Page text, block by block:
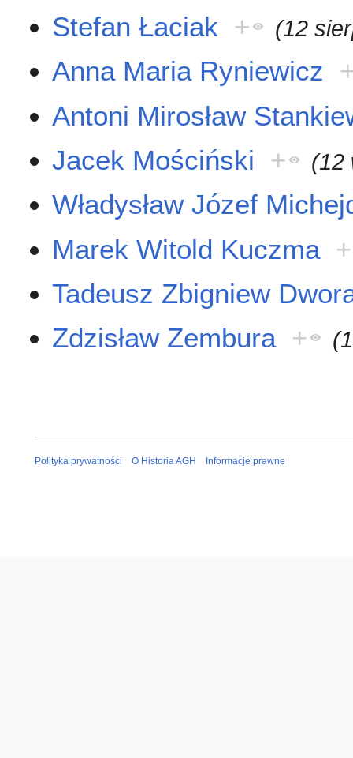
Stefan Łaciak + (12
Anna Maria Ryniewicz
Antoni Mirosław
Jacek Mościński
+ (12
Władysław Józef
Marek Witold Kuczma +
Tadeusz Zbigniew
Zdzisław Zembura +
Polityka prywatności O Historia AGH Informacje prawne